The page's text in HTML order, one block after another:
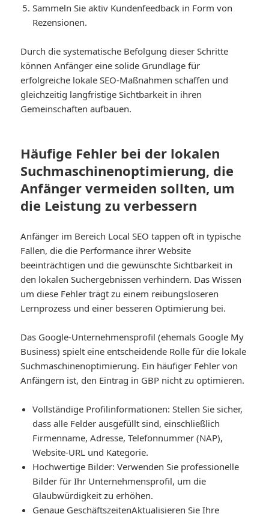
Sammeln Sie aktiv Kundenfeedback in Form von
Rezensionen.
Durch die systematische Befolgung dieser Schritte
können Anfänger eine solide Grundlage für
erfolgreiche lokale SEO-Maßnahmen schaffen und
gleichzeitig langfristige Sichtbarkeit in ihren
Gemeinschaften aufbauen.
Häufige Fehler bei der lokalen
Suchmaschinenoptimierung, die
Anfänger vermeiden sollten, um
die Leistung zu verbessern
Anfänger im Bereich Local SEO tappen oft in typische
Fallen, die die Performance ihrer Website
beeinträchtigen und die gewünschte Sichtbarkeit in
den lokalen Suchergebnissen verhindern. Das Wissen
um diese Fehler trägt zu einem reibungsloseren
Lernprozess und einer besseren Optimierung bei.
Das Google-Unternehmensprofil (ehemals Google My
Business) spielt eine entscheidende Rolle für die lokale
Suchmaschinenoptimierung. Ein häufiger Fehler von
Anfängern ist, den Eintrag in GBP nicht zu optimieren.
Vollständige Profilinformationen: Stellen Sie sicher,
dass alle Felder ausgefüllt sind, einschließlich
Firmenname, Adresse, Telefonnummer (NAP),
Website-URL und Kategorie.
Hochwertige Bilder: Verwenden Sie professionelle
Bilder für Ihr Unternehmensprofil, um die
Glaubwürdigkeit zu erhöhen.
Genaue GeschäftszeitenAktualisieren Sie Ihre